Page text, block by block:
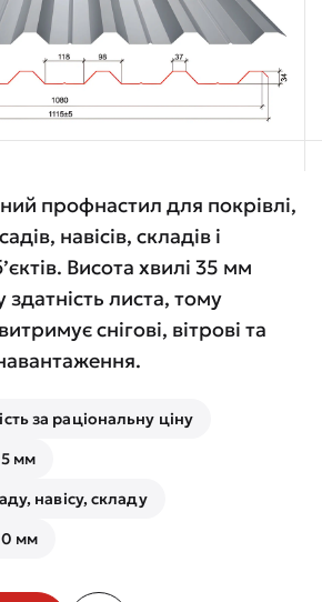
профнастил для покрівлі,
навісів, складів і
Висота хвилі 35 мм
листа, тому
снігові, вітрові та
за раціональну ціну
мм
навісу, складу
мм